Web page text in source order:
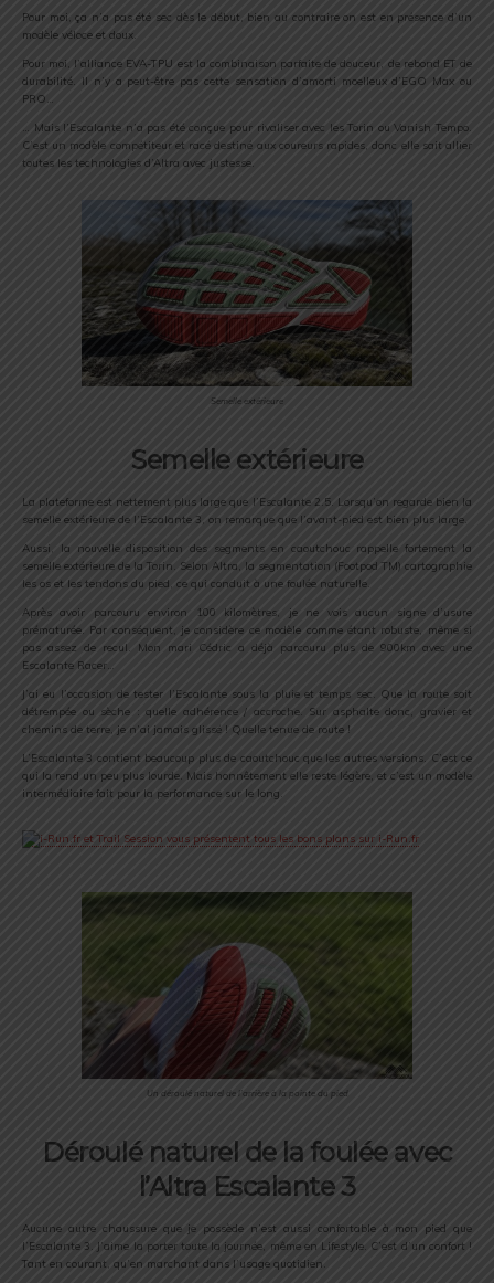
Pour moi, ça n’a pas été sec dès le début, bien au contraire on est en présence d’un
modèle véloce et doux.
Pour moi, l’alliance EVA-TPU est la combinaison parfaite de douceur, de rebond ET de
durabilité. Il n’y a peut-être pas cette sensation d’amorti moelleux d’EGO Max ou
PRO…
… Mais l’Escalante n’a pas été conçue pour rivaliser avec les Torin ou Vanish Tempo.
C’est un modèle compétiteur et racé destiné aux coureurs rapides, donc elle sait allier
toutes les technologies d’Altra avec justesse.
Semelle extérieure
Semelle extérieure
La plateforme est nettement plus large que l’Escalante 2.5. Lorsqu’on regarde bien la
semelle extérieure de l’Escalante 3, on remarque que l’avant-pied est bien plus large.
Aussi, la nouvelle disposition des segments en caoutchouc rappelle fortement la
semelle extérieure de la Torin. Selon Altra, la segmentation (Footpod TM) cartographie
les os et les tendons du pied, ce qui conduit à une foulée naturelle.
Après avoir parcouru environ 100 kilomètres, je ne vois aucun signe d’usure
prématurée. Par conséquent, je considère ce modèle comme étant robuste, même si
pas assez de recul. Mon mari Cédric a déjà parcouru plus de 900km avec une
Escalante Racer…
J’ai eu l’occasion de tester l’Escalante sous la pluie et temps sec. Que la route soit
détrempée ou sèche : quelle adhérence / accroche. Sur asphalte donc, gravier et
chemins de terre, je n’ai jamais glissé ! Quelle tenue de route !
L’Escalante 3 contient beaucoup plus de caoutchouc que les autres versions. C’est ce
qui la rend un peu plus lourde. Mais honnêtement elle reste légère, et c’est un modèle
intermédiaire fait pour la performance sur le long.
Un déroulé naturel de l’arrière à la pointe du pied
Déroulé naturel de la foulée avec
l’Altra Escalante 3
Aucune autre chaussure que je possède n’est aussi confortable à mon pied que
l’Escalante 3. J’aime la porter toute la journée, même en Lifestyle. C’est d’un confort !
Tant en courant, qu’en marchant dans l’usage quotidien.